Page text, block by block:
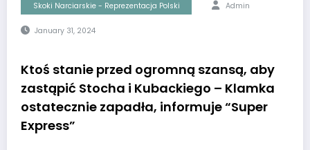
Skoki Narciarskie - Reprezentacja Polski Admin
January 31, 2024
Ktoś stanie przed ogromną szansą, aby
zastąpić Stocha i Kubackiego – Klamka
ostatecznie zapadła, informuje “Super
Express”